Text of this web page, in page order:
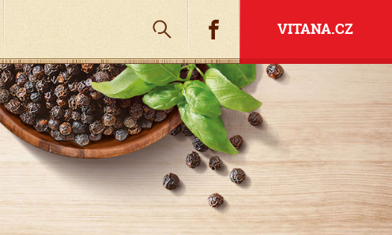
Hledat FacebookVITANA.CZ